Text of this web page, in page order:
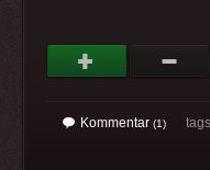
Kommentar (1)